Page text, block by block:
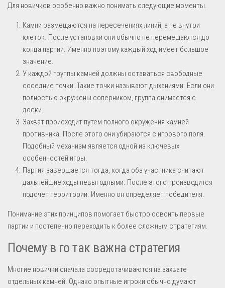
Для новичков особенно важно понимать следующие моменты.
Камни размещаются на пересечениях линий, а не внутри
клеток. После установки они обычно не перемещаются до
конца партии. Именно поэтому каждый ход имеет большое
значение.
У каждой группы камней должны оставаться свободные
соседние точки. Такие точки называют дыханиями. Если они
полностью окружены соперником, группа снимается с
доски.
Захват происходит путем полного окружения камней
противника. После этого они убираются с игрового поля.
Подобный механизм является одной из ключевых
особенностей игры.
Партия завершается тогда, когда оба участника считают
дальнейшие ходы невыгодными. После этого производится
подсчет территории. Именно он определяет победителя.
Понимание этих принципов помогает быстро освоить первые
партии и постепенно переходить к более сложным стратегиям.
Почему в го так важна стратегия
Многие новички сначала сосредотачиваются на захвате
отдельных камней. Однако опытные игроки обычно думают